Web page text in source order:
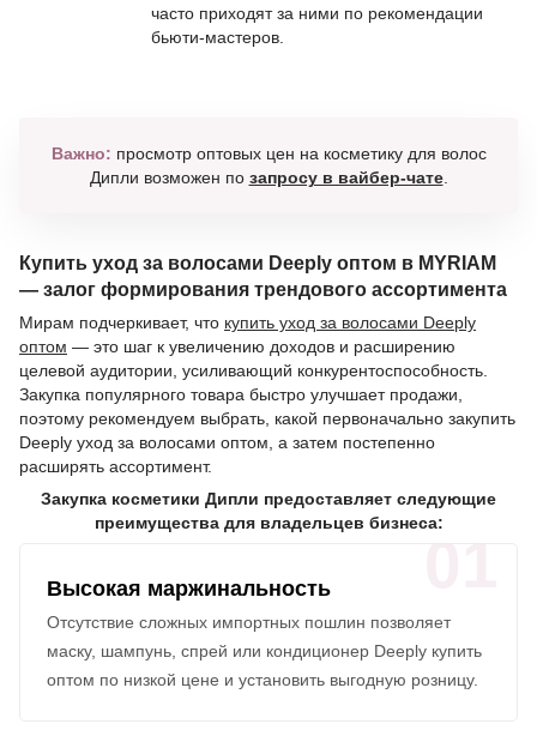
часто приходят за ними по рекомендации
бьюти-мастеров.
Важно: просмотр оптовых цен на косметику для волос
Дипли возможен по запросу в вайбер-чате.
Купить уход за волосами Deeply оптом в MYRIAM
— залог формирования трендового ассортимента
Мирам подчеркивает, что купить уход за волосами Deeply
оптом — это шаг к увеличению доходов и расширению
целевой аудитории, усиливающий конкурентоспособность.
Закупка популярного товара быстро улучшает продажи,
поэтому рекомендуем выбрать, какой первоначально закупить
Deeply уход за волосами оптом, а затем постепенно
расширять ассортимент.
Закупка косметики Дипли предоставляет следующие
преимущества для владельцев бизнеса:
Высокая маржинальность
Отсутствие сложных импортных пошлин позволяет
маску, шампунь, спрей или кондиционер Deeply купить
оптом по низкой цене и установить выгодную розницу.